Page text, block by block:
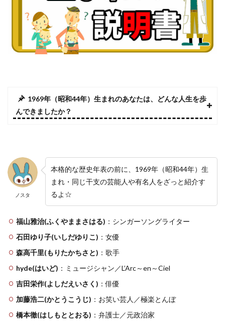
1969年（昭和44年）生まれのあなたは、どんな人生を歩
んできましたか？
ノスタ
本格的な歴史年表の前に、1969年（昭和44年）生
まれ・同じ干支の芸能人や有名人をざっと紹介す
るよ☆
福山雅治(ふくやままさはる) ：シンガーソングライター
石田ゆり子(いしだゆりこ) ：女優
森高千里(もりたかちさと) ：歌手
hyde(はいど) ：ミュージシャン／L’Arc～en～Ciel
吉田栄作(よしだえいさく) ：俳優
加藤浩二(かとうこうじ) ：お笑い芸人／極楽とんぼ
橋本徹(はしもととおる) ：弁護士／元政治家